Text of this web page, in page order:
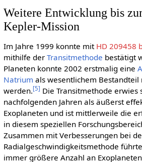
Weitere Entwicklung bis
Kepler-Mission
Im Jahre 1999 konnte mit HD 209458
mithilfe der Transitmethode bestätigt
Planeten konnte 2002 erstmalig eine
Natrium als wesentlichem Bestandteil
werden.[5] Die Transitmethode erwies
nachfolgenden Jahren als äußerst
Exoplaneten und ist mittlerweile die
in diesem speziellen
Zusammen mit Verbesserungen bei
Radialgeschwindigkeitsmethode
immer größere Anzahl an